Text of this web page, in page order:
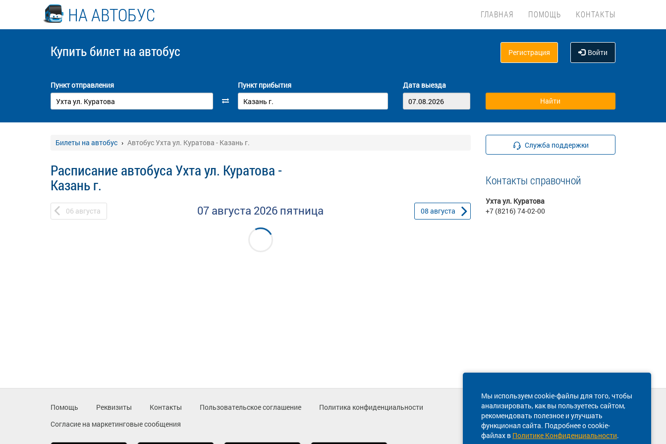
НА АВТОБУС ГЛАВНАЯ ПОМОЩЬ КОНТАКТЫ
Купить билет на автобус Регистрация Войти
Пункт отправления Пункт прибытия Дата выезда
Билеты на автобус Автобус Ухта ул. Куратова - Казань г.
Расписание автобуса Ухта ул. Куратова -
Казань г.
06 августа 07 августа 2026 пятница 08 августа
Служба поддержки
Контакты справочной
Ухта ул. Куратова
+7 (8216) 74-02-00
Мы используем cookie-файлы для того, чтобы
анализировать, как вы пользуетесь сайтом,
рекомендовать полезное и улучшать
функционал сайта. Подробнее о cookie-
файлах в Политике Конфиденциальности.
Помощь Реквизиты Контакты Пользовательское соглашение
Политика конфиденциальности
Согласие на маркетинговые сообщения
Техническая поддержка сайта
8 800 600-03-38